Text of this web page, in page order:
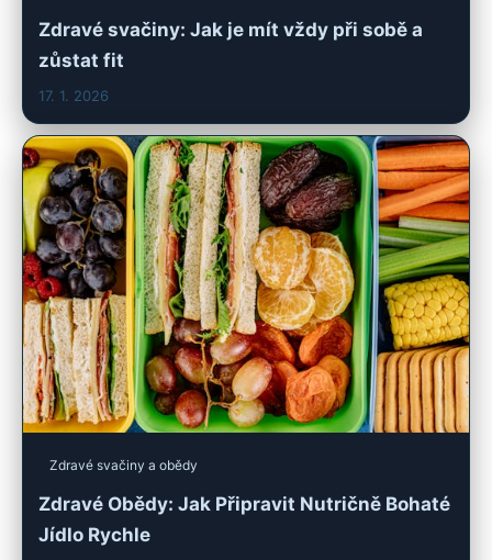
Zdravé svačiny: Jak je mít vždy při sobě a
zůstat fit
17. 1. 2026
Zdravé svačiny a obědy
Zdravé Obědy: Jak Připravit Nutričně Bohaté
Jídlo Rychle